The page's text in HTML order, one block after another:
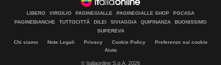
LIBERO VIRGILIO PAGINEGIALLE PAGINEGIALLE SHOP
PGCASA
PAGINEBIANCHE
TUTTOCITTÀ DILEI SIVIAGGIA QUIFINANZA
BUONISSIMO
SUPEREVA
Chi siamo Note Legali Privacy Cookie Policy
Preferenze sui cookie
Aiuto
© Italiaonline S.p.A. 2026